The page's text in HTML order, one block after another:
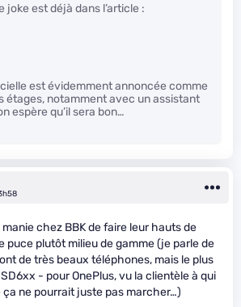
joke est déjà dans l’article :
est évidemment annoncée comme
étages, notamment avec un assistant
espère qu’il sera bon…
chez BBK de faire leur hauts de
puce plutôt milieu de gamme (je parle de
de très beaux téléphones, mais le plus
- pour OnePlus, vu la clientèle à qui
ça ne pourrait juste pas marcher…)